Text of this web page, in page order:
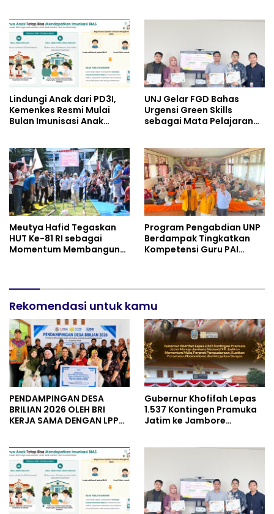
Lindungi Anak dari PD3I,
Kemenkes Resmi Mulai
Bulan Imunisasi Anak
UNJ Gelar FGD Bahas
Urgensi Green Skills
sebagai Mata Pelajaran
Perhotelan, dan UPW
Meutya Hafid Tegaskan
HUT Ke-81 RI sebagai
Momentum Membangun
Program Pengabdian UNP
Berdampak Tingkatkan
Kompetensi Guru PAI
Rekomendasi untuk kamu
PENDAMPINGAN DESA
BRILIAN 2026 OLEH BRI
KERJA SAMA DENGAN LPPM
Gubernur Khofifah Lepas
1.537 Kontingen Pramuka
Jatim ke Jambore
Perkuat Persatuan dan